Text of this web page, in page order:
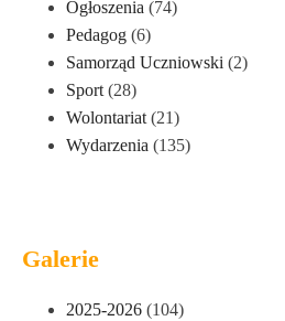
Ogłoszenia (74)
Pedagog (6)
Samorząd Uczniowski (2)
Sport (28)
Wolontariat (21)
Wydarzenia (135)
Galerie
2025-2026 (104)